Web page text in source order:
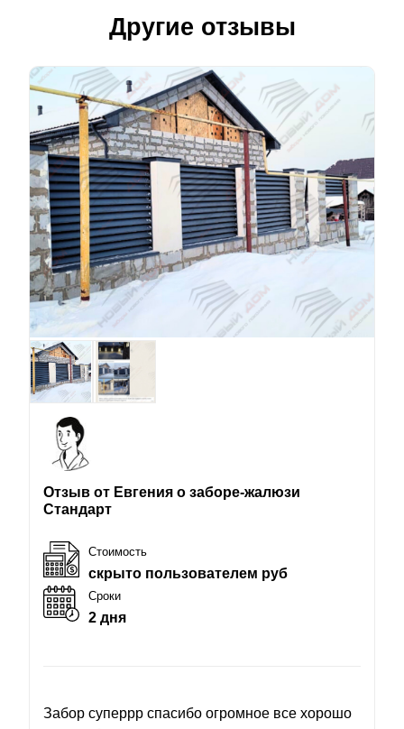
Другие отзывы
Отзыв от Евгения о заборе-жалюзи
Стандарт
Стоимость
скрыто пользователем руб
Сроки
2 дня
Забор суперрр спасибо огромное все хорошо